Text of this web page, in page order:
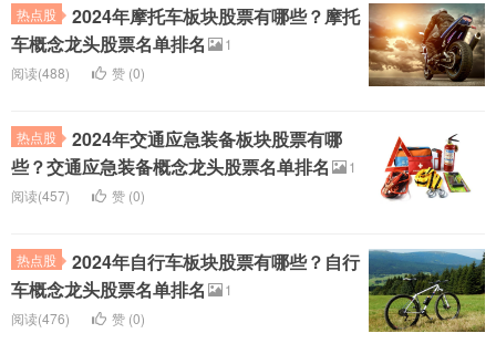
热点股
2024年摩托车板块股票有哪些？摩托
车概念龙头股票名单排名
1
阅读(488)
赞 (0)
热点股
2024年交通应急装备板块股票有哪
些？交通应急装备概念龙头股票名单排名
1
阅读(457)
赞 (0)
热点股
2024年自行车板块股票有哪些？自行
车概念龙头股票名单排名
1
阅读(476)
赞 (0)